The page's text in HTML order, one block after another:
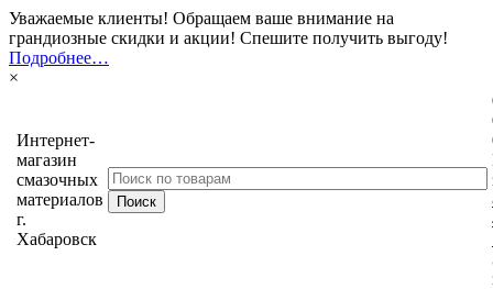
Уважаемые клиенты! Обращаем ваше внимание на
грандиозные скидки и акции! Спешите получить выгоду!
Подробнее…
×
Интернет-
магазин
смазочных
материалов
г.
Хабаровск